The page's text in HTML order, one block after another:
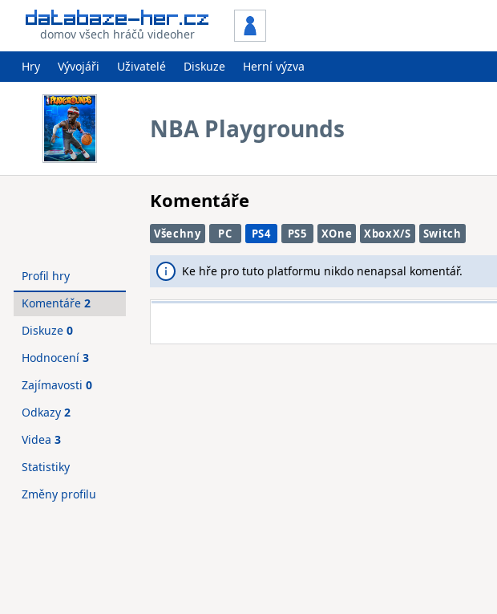
domov všech hráčů videoher
Hry Vývojáři Uživatelé Diskuze Herní výzva
NBA Playgrounds
Komentáře
Všechny PC PS4 PS5 XOne XboxX/S Switch
Ke hře pro tuto platformu nikdo nenapsal komentář.
Profil hry
Komentáře 2
Diskuze 0
Hodnocení 3
Zajímavosti 0
Odkazy 2
Videa 3
Statistiky
Změny profilu